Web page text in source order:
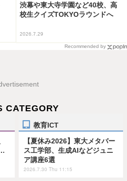
渋幕や東大寺学園など40校、高
校生クイズTOKYOラウンドへ
2026.7.29
Recommended by
CATEGORY
教育ICT
【夏休み2026】東大メタバー
ス工学部、生成AIなどジュニ
ア講座6選
2026.7.30 Thu 11:15